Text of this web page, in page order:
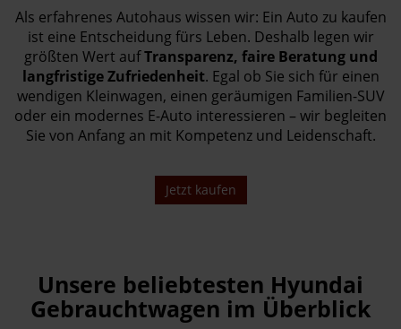
Als erfahrenes Autohaus wissen wir: Ein Auto zu kaufen
ist eine Entscheidung fürs Leben. Deshalb legen wir
größten Wert aufTransparenz, faire Beratung und
langfristige Zufriedenheit. Egal ob Sie sich für einen
wendigen Kleinwagen, einen geräumigen Familien-SUV
oder ein modernes E-Auto interessieren – wir begleiten
Sie von Anfang an mit Kompetenz und Leidenschaft.
Jetzt kaufen
Unsere beliebtesten Hyundai
Gebrauchtwagen im Überblick